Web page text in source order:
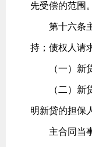
先受偿的范围。
第十六条主
持；债权人请
（一）新贷
（二）新贷
明新贷的担保
主合同当事